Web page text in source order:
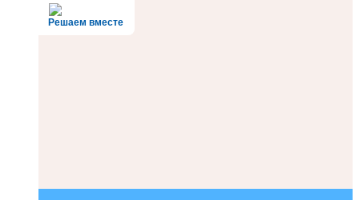
Решаем вместе